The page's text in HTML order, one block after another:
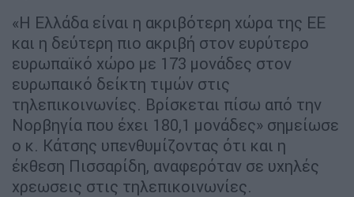
«Η Ελλάδα είναι η ακριβότερη χώρα της ΕΕ
και η δεύτερη πιο ακριβή στον ευρύτερο
ευρωπαϊκό χώρο με 173 μονάδες στον
ευρωπαικό δείκτη τιμών στις
τηλεπικοινωνίες. Βρίσκεται πίσω από την
Νορβηγία που έχει 180,1 μονάδες» σημείωσε
ο κ. Κάτσης υπενθυμίζοντας ότι και η
έκθεση Πισσαρίδη, αναφερόταν σε υχηλές
χρεωσεις στις τηλεπικοινωνίες.